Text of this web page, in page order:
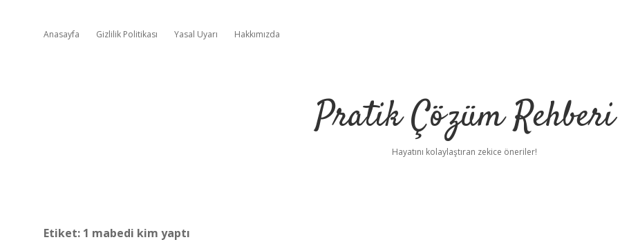
Anasayfa Gizlilik Politikası Yasal Uyarı Hakkımızda
Pratik Çözüm Rehberi
Hayatını kolaylaştıran zekice öneriler!
Etiket: 1 mabedi kim yaptı